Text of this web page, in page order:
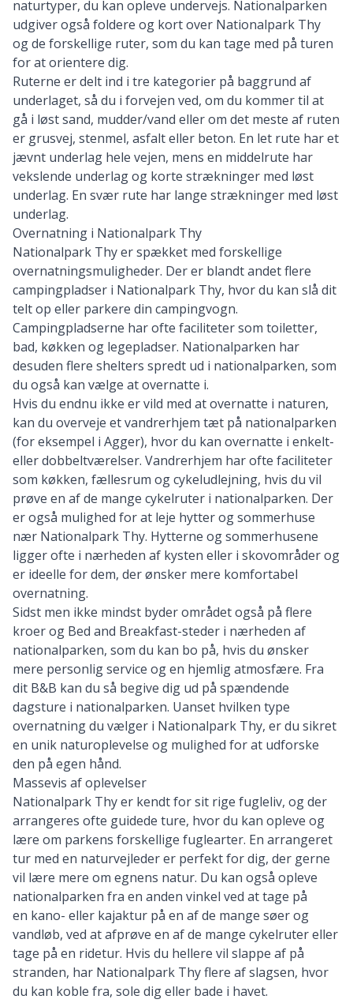
naturtyper, du kan opleve undervejs. Nationalparken
udgiver også foldere og kort over Nationalpark Thy
og de forskellige ruter, som du kan tage med på turen
for at orientere dig.
Ruterne er delt ind i tre kategorier på baggrund af
underlaget, så du i forvejen ved, om du kommer til at
gå i løst sand, mudder/vand eller om det meste af ruten
er grusvej, stenmel, asfalt eller beton. En let rute har et
jævnt underlag hele vejen, mens en middelrute har
vekslende underlag og korte strækninger med løst
underlag. En svær rute har lange strækninger med løst
underlag.
Overnatning i Nationalpark Thy
Nationalpark Thy er spækket med forskellige
overnatningsmuligheder. Der er blandt andet flere
campingpladser i Nationalpark Thy, hvor du kan slå dit
telt op eller parkere din campingvogn.
Campingpladserne har ofte faciliteter som toiletter,
bad, køkken og legepladser. Nationalparken har
desuden flere shelters spredt ud i nationalparken, som
du også kan vælge at overnatte i.
Hvis du endnu ikke er vild med at overnatte i naturen,
kan du overveje et vandrerhjem tæt på nationalparken
(for eksempel i Agger), hvor du kan overnatte i enkelt-
eller dobbeltværelser. Vandrerhjem har ofte faciliteter
som køkken, fællesrum og cykeludlejning, hvis du vil
prøve en af de mange cykelruter i nationalparken. Der
er også mulighed for at leje hytter og sommerhuse
nær Nationalpark Thy. Hytterne og sommerhusene
ligger ofte i nærheden af kysten eller i skovområder og
er ideelle for dem, der ønsker mere komfortabel
overnatning.
Sidst men ikke mindst byder området også på flere
kroer og Bed and Breakfast-steder i nærheden af
nationalparken, som du kan bo på, hvis du ønsker
mere personlig service og en hjemlig atmosfære. Fra
dit B&B kan du så begive dig ud på spændende
dagsture i nationalparken. Uanset hvilken type
overnatning du vælger i Nationalpark Thy, er du sikret
en unik naturoplevelse og mulighed for at udforske
den på egen hånd.
Massevis af oplevelser
Nationalpark Thy er kendt for sit rige fugleliv, og der
arrangeres ofte guidede ture, hvor du kan opleve og
lære om parkens forskellige fuglearter. En arrangeret
tur med en naturvejleder er perfekt for dig, der gerne
vil lære mere om egnens natur. Du kan også opleve
nationalparken fra en anden vinkel ved at tage på
en kano- eller kajaktur på en af de mange søer og
vandløb, ved at afprøve en af de mange cykelruter eller
tage på en ridetur. Hvis du hellere vil slappe af på
stranden, har Nationalpark Thy flere af slagsen, hvor
du kan koble fra, sole dig eller bade i havet.